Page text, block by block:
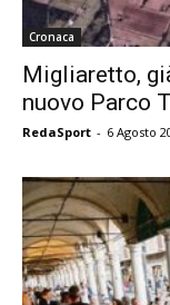
Cronaca
Migliaretto,
nuovo Parco
RedaSport - 6 Agosto